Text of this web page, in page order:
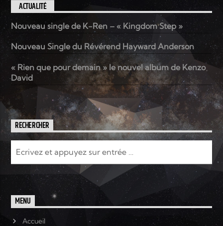
Elyon Live
Elyon Kids
ACTUALITÉ
Nouveau single de K-Ren – « Kingdom Step »
Nouveau Single du Révérend Hayward Anderson
« Rien que pour demain » le nouvel album de Kenzo
David
RECHERCHER
MENU
Accueil